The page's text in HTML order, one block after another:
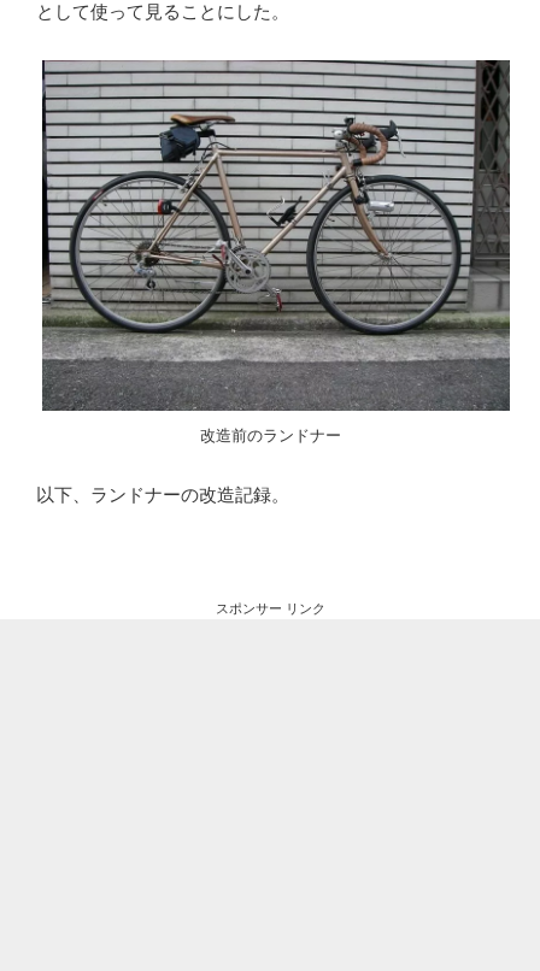
として使って見ることにした。
改造前のランドナー
以下、ランドナーの改造記録。
スポンサー リンク